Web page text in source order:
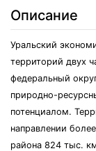
Описание
Уральский
территорий двух
федеральный
природно-
потенциалом.
направлении
района 824 тыс.